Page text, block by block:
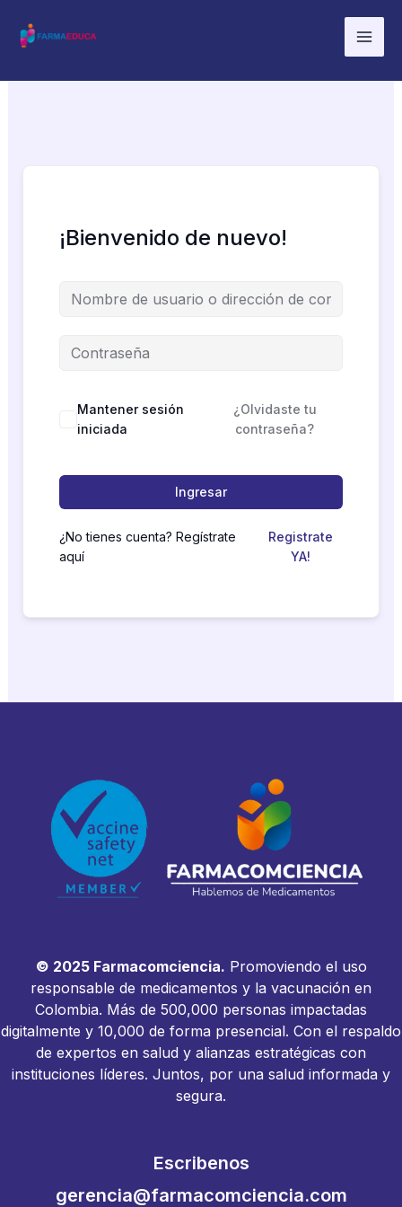
contenido
¡Bienvenido de nuevo!
Mantener sesión
iniciada
¿Olvidaste tu
contraseña?
Ingresar
¿No tienes cuenta? Regístrate
aquí
Registrate
YA!
© 2025 Farmacomciencia. Promoviendo el uso
responsable de medicamentos y la vacunación en
Colombia. Más de 500,000 personas impactadas
digitalmente y 10,000 de forma presencial. Con el respaldo
de expertos en salud y alianzas estratégicas con
instituciones líderes. Juntos, por una salud informada y
segura.
Escribenos
gerencia@farmacomciencia.com